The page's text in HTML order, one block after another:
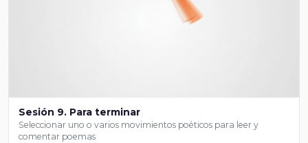
Sesión 9. Para terminar
Seleccionar uno o varios movimientos poéticos para leer y
comentar poemas